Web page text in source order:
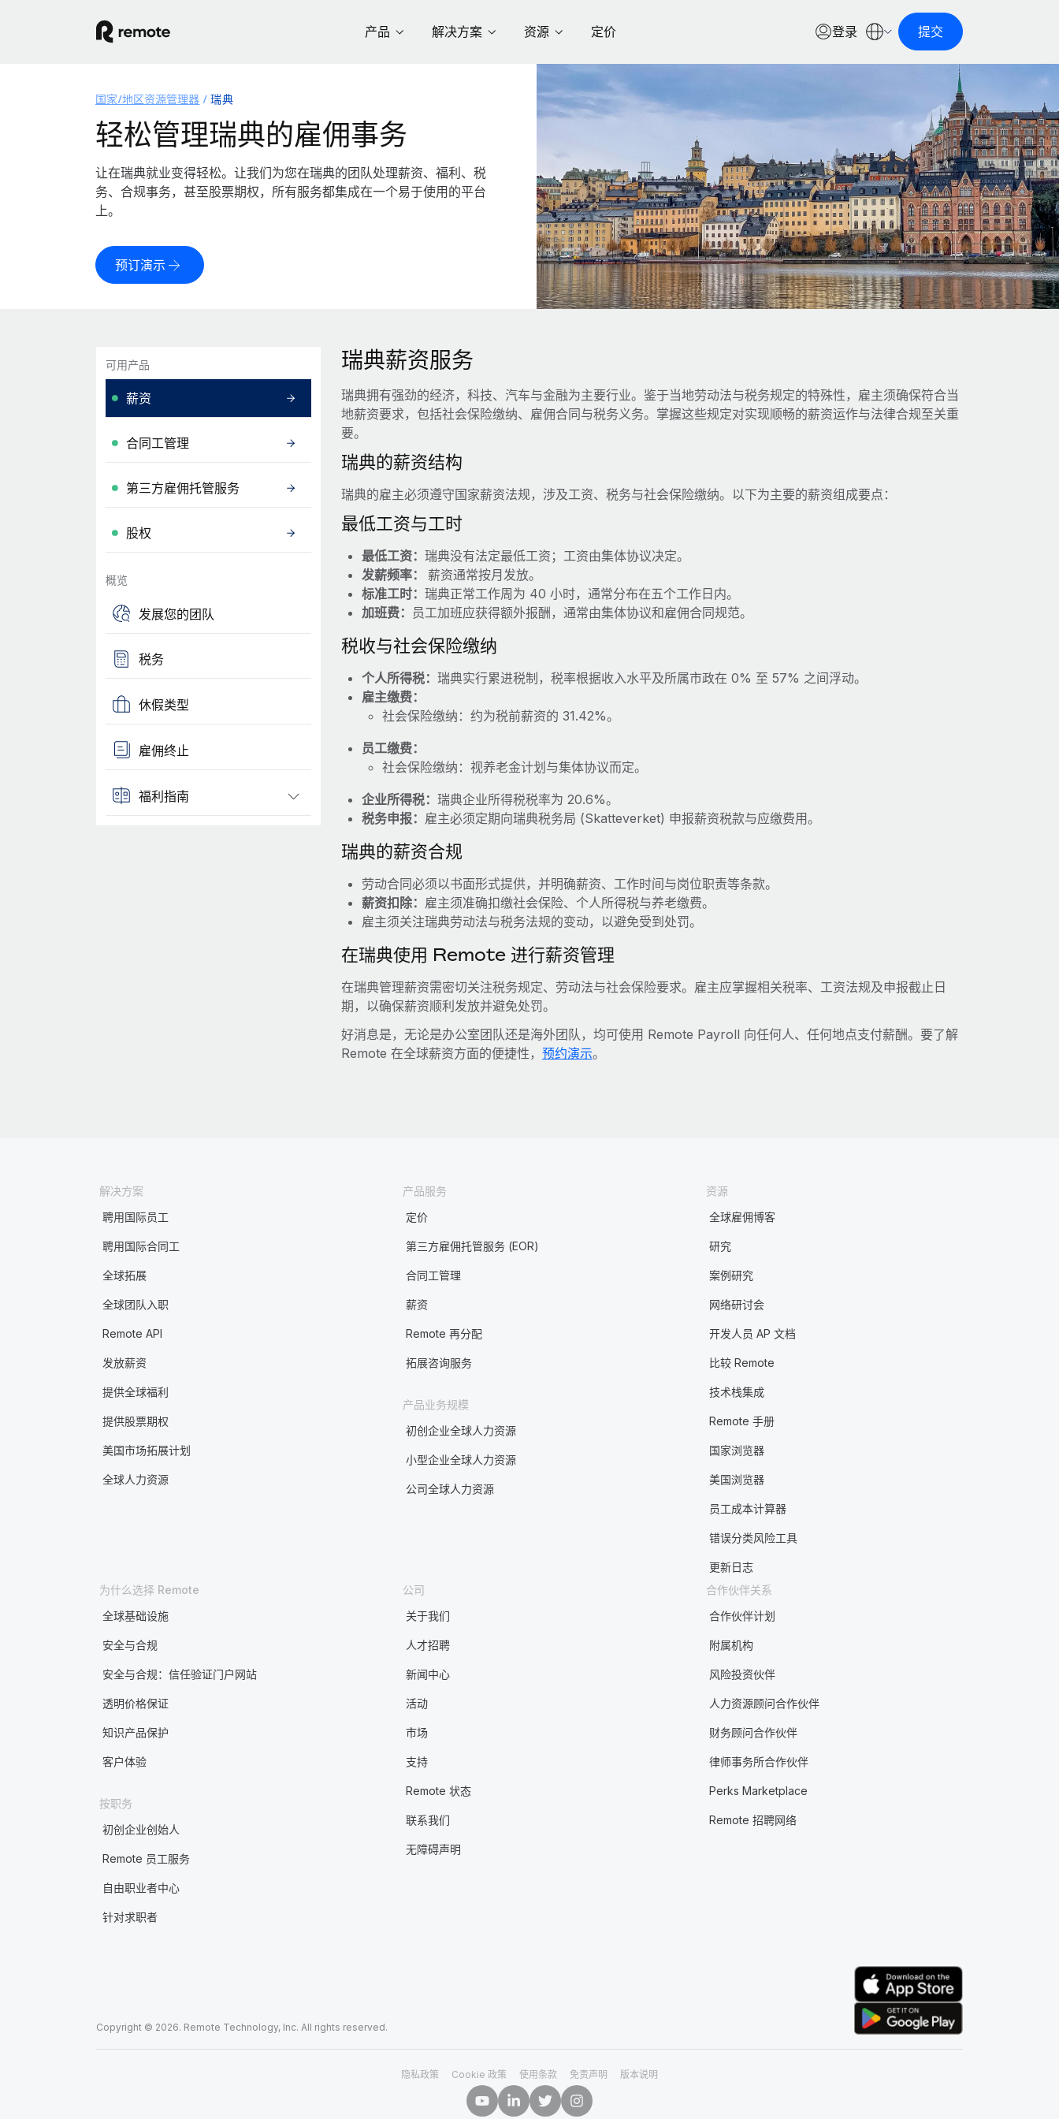
产品 解决方案 资源 定价 登录 提交
国家/地区资源管理器 瑞典
轻松管理瑞典的雇佣事务
让在瑞典就业变得轻松。让我们为您在瑞典的团队处理薪资、福利、税
务、合规事务，甚至股票期权，所有服务都集成在一个易于使用的平台
上。
预订演示
可用产品
薪资
合同工管理
第三方雇佣托管服务
股权
概览
发展您的团队
税务
休假类型
雇佣终止
福利指南
瑞典薪资服务
瑞典拥有强劲的经济，科技、汽车与金融为主要行业。鉴于当地劳动法与税务规定的特殊性，雇主须确保符合当
地薪资要求，包括社会保险缴纳、雇佣合同与税务义务。掌握这些规定对实现顺畅的薪资运作与法律合规至关重
要。
瑞典的薪资结构
瑞典的雇主必须遵守国家薪资法规，涉及工资、税务与社会保险缴纳。以下为主要的薪资组成要点：
最低工资与工时
最低工资： 瑞典没有法定最低工资；工资由集体协议决定。
发薪频率： 薪资通常按月发放。
标准工时： 瑞典正常工作周为 40 小时，通常分布在五个工作日内。
加班费： 员工加班应获得额外报酬，通常由集体协议和雇佣合同规范。
税收与社会保险缴纳
个人所得税： 瑞典实行累进税制，税率根据收入水平及所属市政在 0% 至 57% 之间浮动。
雇主缴费：
社会保险缴纳：约为税前薪资的 31.42%。
员工缴费：
社会保险缴纳：视养老金计划与集体协议而定。
企业所得税： 瑞典企业所得税税率为 20.6%。
税务申报： 雇主必须定期向瑞典税务局 (Skatteverket) 申报薪资税款与应缴费用。
瑞典的薪资合规
劳动合同必须以书面形式提供，并明确薪资、工作时间与岗位职责等条款。
薪资扣除： 雇主须准确扣缴社会保险、个人所得税与养老缴费。
雇主须关注瑞典劳动法与税务法规的变动，以避免受到处罚。
在瑞典使用 Remote 进行薪资管理
在瑞典管理薪资需密切关注税务规定、劳动法与社会保险要求。雇主应掌握相关税率、工资法规及申报截止日
期，以确保薪资顺利发放并避免处罚。
好消息是，无论是办公室团队还是海外团队，均可使用 Remote Payroll 向任何人、任何地点支付薪酬。要了解
Remote 在全球薪资方面的便捷性， 预约演示。
解决方案
聘用国际员工
聘用国际合同工
全球拓展
全球团队入职
Remote API
发放薪资
提供全球福利
提供股票期权
美国市场拓展计划
全球人力资源
产品服务
定价
第三方雇佣托管服务 (EOR)
合同工管理
薪资
Remote 再分配
拓展咨询服务
产品业务规模
初创企业全球人力资源
小型企业全球人力资源
公司全球人力资源
资源
全球雇佣博客
研究
案例研究
网络研讨会
开发人员 AP 文档
比较 Remote
技术栈集成
Remote 手册
国家浏览器
美国浏览器
员工成本计算器
错误分类风险工具
更新日志
为什么选择 Remote
全球基础设施
安全与合规
安全与合规：信任验证门户网站
透明价格保证
知识产品保护
客户体验
按职务
初创企业创始人
Remote 员工服务
自由职业者中心
针对求职者
公司
关于我们
人才招聘
新闻中心
活动
市场
支持
Remote 状态
联系我们
无障碍声明
合作伙伴关系
合作伙伴计划
附属机构
风险投资伙伴
人力资源顾问合作伙伴
财务顾问合作伙伴
律师事务所合作伙伴
Perks Marketplace
Remote 招聘网络
Copyright © 2026. Remote Technology, Inc. All rights reserved.
隐私政策 Cookie 政策 使用条款 免责声明 版本说明